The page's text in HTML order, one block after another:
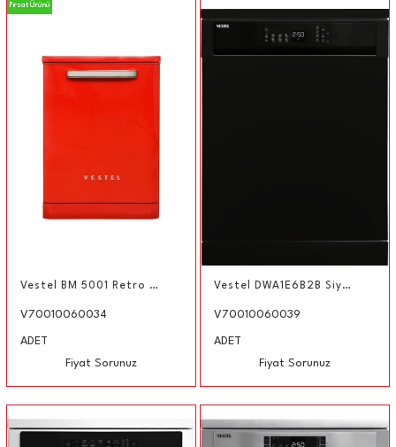
Vestel BM 5001 Retro Kırmızı 5 Programlı Bulaşık Makinesi
V70010060034
ADET
Fırsat Ürünü
Fiyat Sorunuz
Vestel DWA1E6B2B Siyah Bulaşık Makinesi
V70010060039
ADET
Fiyat Sorunuz